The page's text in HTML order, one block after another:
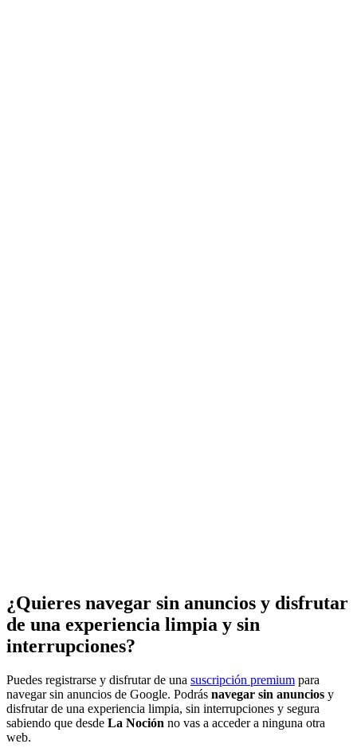
¿Quieres navegar sin anuncios y disfrutar
de una experiencia limpia y sin
interrupciones?
Puedes registrarse y disfrutar de una suscripción premium para
navegar sin anuncios de Google. Podrás navegar sin anuncios y
disfrutar de una experiencia limpia, sin interrupciones y segura
sabiendo que desde La Noción no vas a acceder a ninguna otra
web.